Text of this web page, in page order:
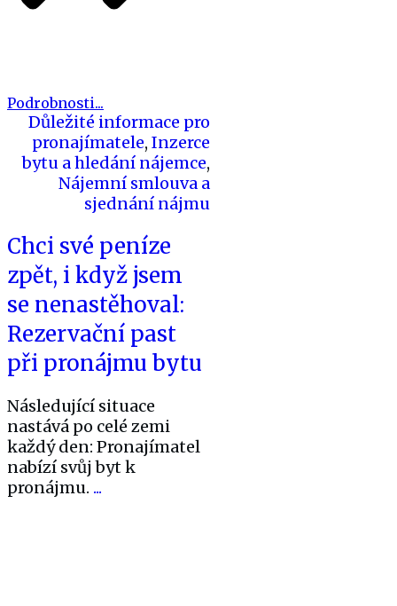
Podrobnosti...
Důležité informace pro
pronajímatele, Inzerce
bytu a hledání nájemce,
Nájemní smlouva a
sjednání nájmu
Chci své peníze
zpět, i když jsem
se nenastěhoval:
Rezervační past
při pronájmu bytu
Následující situace
nastává po celé zemi
každý den: Pronajímatel
nabízí svůj byt k
pronájmu. ...